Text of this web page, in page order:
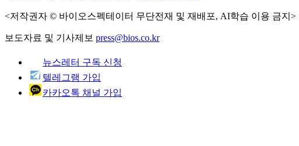
<저작권자 © 바이오스펙테이터 무단전재 및 재배포, AI학습 이용 금지>
보도자료 및 기사제보 press@bios.co.kr
뉴스레터 구독 신청
텔레그램 가입
카카오톡 채널 가입